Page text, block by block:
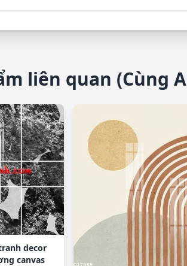
liên quan (Cùng
decor
canvas